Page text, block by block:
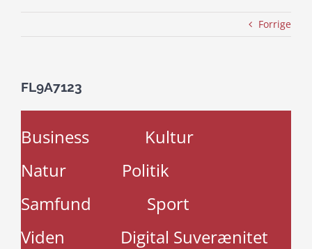
Forrige
FL9A7123
Business
Kultur
Natur
Politik
Samfund
Sport
Viden
Digital Suverænitet